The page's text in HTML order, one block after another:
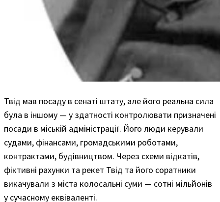
Твід мав посаду в сенаті штату, але його реальна сила
була в іншому — у здатності контролювати призначені
посади в міській адміністрації. Його люди керували
судами, фінансами, громадськими роботами,
контрактами, будівництвом. Через схеми відкатів,
фіктивні рахунки та рекет Твід та його соратники
викачували з міста колосальні суми — сотні мільйонів
у сучасному еквіваленті.